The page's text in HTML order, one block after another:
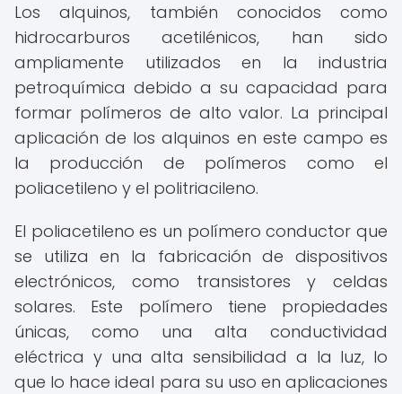
Los alquinos, también conocidos como
hidrocarburos acetilénicos, han sido
ampliamente utilizados en la industria
petroquímica debido a su capacidad para
formar polímeros de alto valor. La principal
aplicación de los alquinos en este campo es
la producción de polímeros como el
poliacetileno y el politriacileno.
El poliacetileno es un polímero conductor que
se utiliza en la fabricación de dispositivos
electrónicos, como transistores y celdas
solares. Este polímero tiene propiedades
únicas, como una alta conductividad
eléctrica y una alta sensibilidad a la luz, lo
que lo hace ideal para su uso en aplicaciones